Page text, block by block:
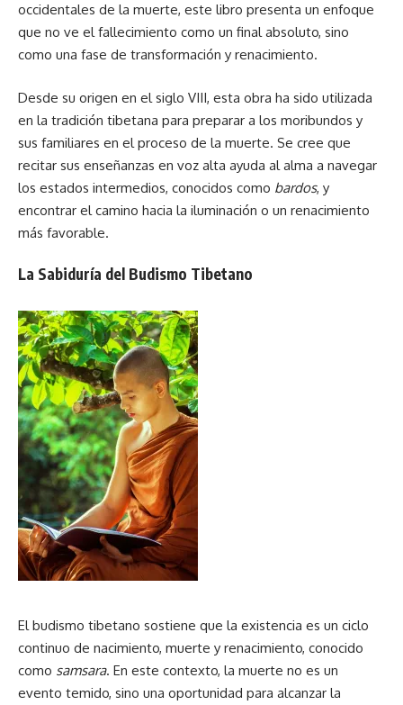
occidentales de la muerte, este libro presenta un enfoque
que no ve el fallecimiento como un final absoluto, sino
como una fase de transformación y renacimiento.
Desde su origen en el siglo VIII, esta obra ha sido utilizada
en la tradición tibetana para preparar a los moribundos y
sus familiares en el proceso de la muerte. Se cree que
recitar sus enseñanzas en voz alta ayuda al alma a navegar
los estados intermedios, conocidos como bardos, y
encontrar el camino hacia la iluminación o un renacimiento
más favorable.
La Sabiduría del Budismo Tibetano
El budismo tibetano sostiene que la existencia es un ciclo
continuo de nacimiento, muerte y renacimiento, conocido
como samsara. En este contexto, la muerte no es un
evento temido, sino una oportunidad para alcanzar la